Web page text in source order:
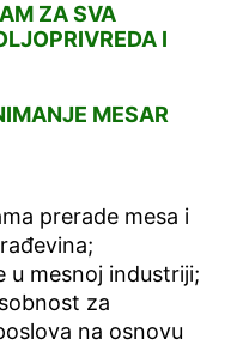
ZA SVA
I
MESAR
prerade mesa i
u mesnoj industriji;
za
na osnovu